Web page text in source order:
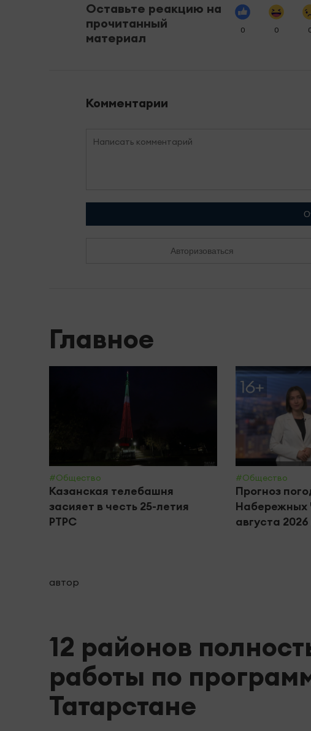
Оставьте реакцию на
прочитанный
материал
0 0
Комментарии
Авторизоваться
Главное
#Общество
Казанская телебашня
засияет в честь 25-летия
РТРС
#Общество
Прогноз
Набережных
августа 2026
автор
12 районов
работы по
Татарстане